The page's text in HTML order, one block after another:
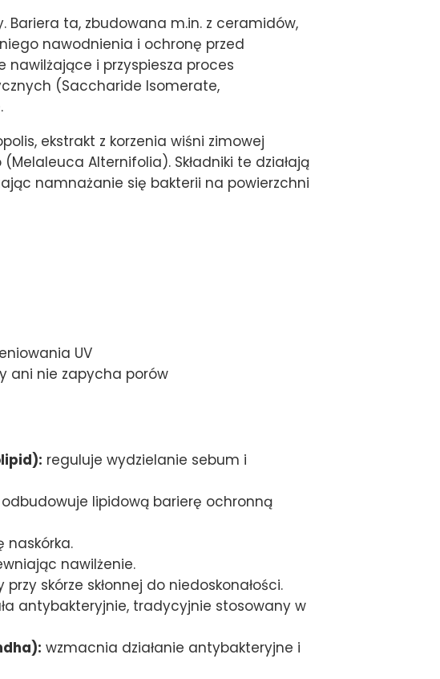
Bariera ta, zbudowana m.in. z ceramidów,
nawodnienia i ochronę przed
nawilżające i przyspiesza proces
(Saccharide Isomerate,
ekstrakt z korzenia wiśni zimowej
Alternifolia). Składniki te działają
namnażanie się bakterii na powierzchni
UV
ani nie zapycha porów
reguluje wydzielanie sebum i
odbudowuje lipidową barierę ochronną
naskórka.
nawilżenie.
skórze skłonnej do niedoskonałości.
antybakteryjnie, tradycyjnie stosowany w
wzmacnia działanie antybakteryjne i